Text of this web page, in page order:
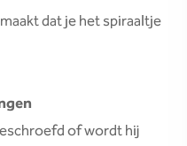
dat je het spiraaltje
of wordt hij